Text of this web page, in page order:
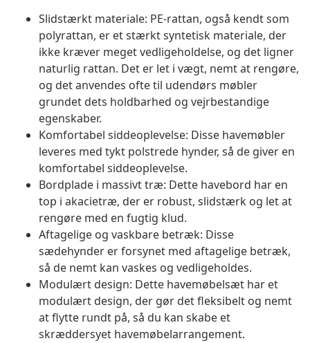
Slidstærkt materiale: PE-rattan, også kendt som
polyrattan, er et stærkt syntetisk materiale, der
ikke kræver meget vedligeholdelse, og det ligner
naturlig rattan. Det er let i vægt, nemt at rengøre,
og det anvendes ofte til udendørs møbler
grundet dets holdbarhed og vejrbestandige
egenskaber.
Komfortabel siddeoplevelse: Disse havemøbler
leveres med tykt polstrede hynder, så de giver en
komfortabel siddeoplevelse.
Bordplade i massivt træ: Dette havebord har en
top i akacietræ, der er robust, slidstærk og let at
rengøre med en fugtig klud.
Aftagelige og vaskbare betræk: Disse
sædehynder er forsynet med aftagelige betræk,
så de nemt kan vaskes og vedligeholdes.
Modulært design: Dette havemøbelsæt har et
modulært design, der gør det fleksibelt og nemt
at flytte rundt på, så du kan skabe et
skræddersyet havemøbelarrangement.